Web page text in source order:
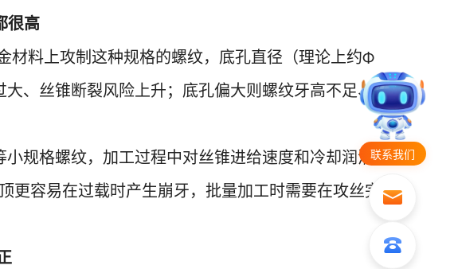
很高
材料上攻制这种规格的螺纹，底孔直径（理论上约Φ
大、丝锥断裂风险上升；底孔偏大则螺纹牙高不足、
小规格螺纹，加工过程中对丝锥进给速度和冷却润滑
容易在过载时产生崩牙，批量加工时需要在攻丝完
联系我们